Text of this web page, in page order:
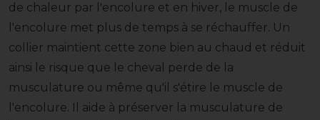
de chaleur par l'encolure et en hiver, le muscle de
l'encolure met plus de temps à se réchauffer. Un
collier maintient cette zone bien au chaud et réduit
ainsi le risque que le cheval perde de la
musculature ou même qu'il s'étire le muscle de
l'encolure. Il aide à préserver la musculature de